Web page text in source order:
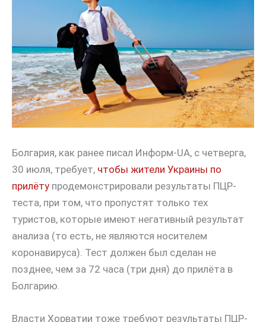
Болгария, как ранее писал Информ-UA, с четверга,
30 июля, требует, чтобы жители Украины по
прилёту продемонстрировали результаты ПЦР-
теста, при том, что пропустят только тех
туристов, которые имеют негативный результат
анализа (то есть, не являются носителем
коронавируса). Тест должен был сделан не
позднее, чем за 72 часа (три дня) до прилёта в
Болгарию.
Власти Хорватии тоже требуют результаты ПЦР-